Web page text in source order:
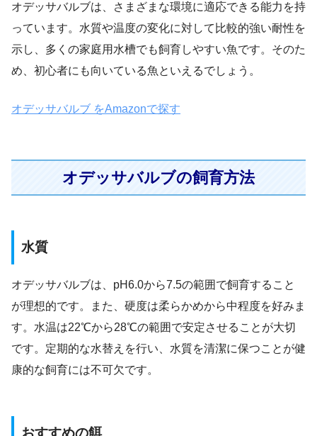
オデッサバルブは、さまざまな環境に適応できる能力を持
っています。水質や温度の変化に対して比較的強い耐性を
示し、多くの家庭用水槽でも飼育しやすい魚です。そのた
め、初心者にも向いている魚といえるでしょう。
オデッサバルブ をAmazonで探す
オデッサバルブの飼育方法
水質
オデッサバルブは、pH6.0から7.5の範囲で飼育すること
が理想的です。また、硬度は柔らかめから中程度を好みま
す。水温は22℃から28℃の範囲で安定させることが大切
です。定期的な水替えを行い、水質を清潔に保つことが健
康的な飼育には不可欠です。
おすすめの餌